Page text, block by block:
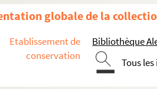
globale de la
Etablissement de
conservation
Bibliothèque
Tous